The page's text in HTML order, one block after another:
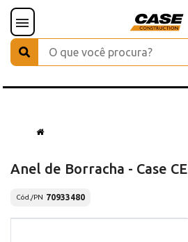
Anel de Borracha - Case CE
Cód./PN 70933480